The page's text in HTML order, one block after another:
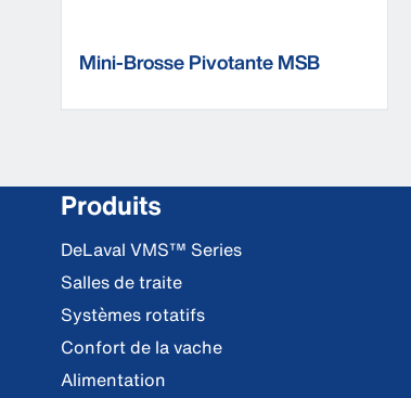
Mini-Brosse Pivotante MSB
Produits
DeLaval VMS™ Series
Salles de traite
Systèmes rotatifs
Confort de la vache
Alimentation